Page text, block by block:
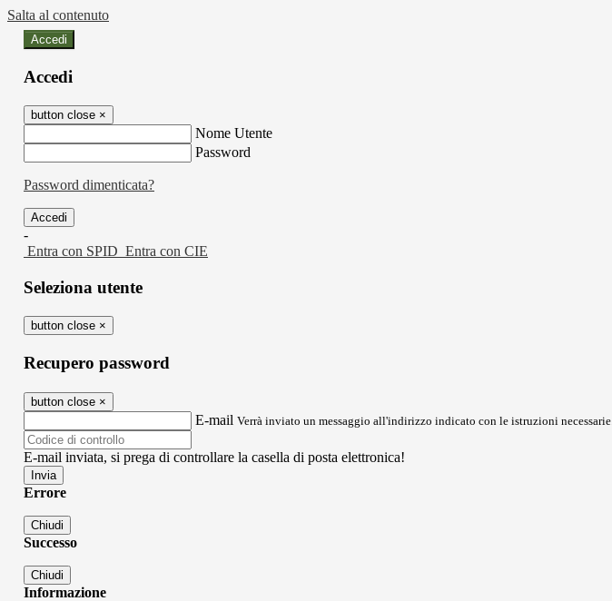
Salta al contenuto
Accedi
Accedi
button close ×
Nome Utente
Password
Password dimenticata?
-
Entra con SPID Entra con CIE
Seleziona utente
button close ×
Recupero password
button close ×
E-mail Verrà inviato un messaggio all'indirizzo indicato con le istruzioni necessarie.
E-mail inviata, si prega di controllare la casella di posta elettronica!
Errore
Chiudi
Successo
Chiudi
Informazione